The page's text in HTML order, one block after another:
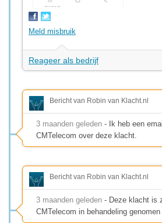
Meld misbruik
Reageer als bedrijf
Bericht van Robin van Klacht.nl
3 maanden geleden - Ik heb een
CMTelecom over deze klacht.
Bericht van Robin van Klacht.nl
3 maanden geleden - Deze klacht is
CMTelecom in behandeling genomen